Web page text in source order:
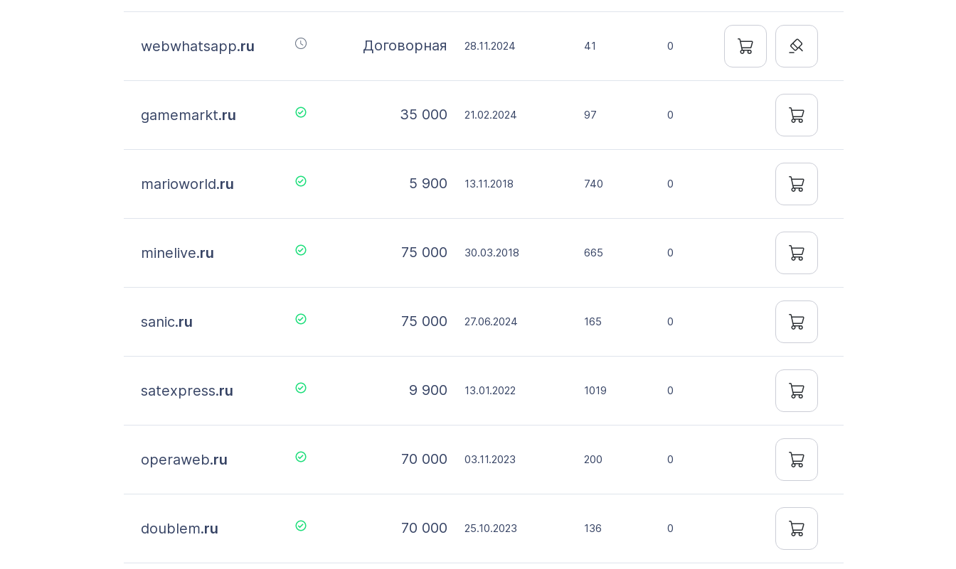
webwhatsapp.ru Договорная 28.11.2024 41 0
gamemarkt.ru 35 000 21.02.2024 97 0
marioworld.ru 5 900 13.11.2018 740 0
minelive.ru 75 000 30.03.2018 665 0
sanic.ru 75 000 27.06.2024 165 0
satexpress.ru 9 900 13.01.2022 1019 0
operaweb.ru 70 000 03.11.2023 200 0
doublem.ru 70 000 25.10.2023 136 0